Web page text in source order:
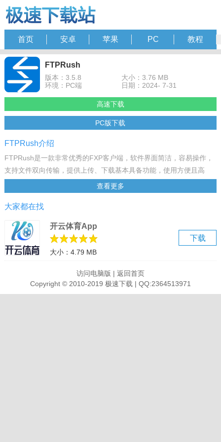
首页 安卓 苹果 PC 教程
FTPRush
版本：3.5.8
大小：3.76 MB
环境：PC端
日期：2024- 7-31
高速下载
PC版下载
FTPRush介绍
FTPRush是一款非常优秀的FXP客户端，软件界面简洁，容易操作，
支持文件双向传输，提供上传、下载基本具备功能，使用方便且高
效，还支持简体中文，免安装就能使用，有需要的朋友可以来下载使
用！
软件功能
1、多窗口界面
支持多个连接到不同的FTP服务器
2、闪电般的速度
比同类FTP客户端更快地上传下载文件
下载的时候自动校验SFV文件列表并生成校验报告
4、FXP传输
查看更多
大家都在找
下载
开云体育App
大小：4.79 MB
访问电脑版 | 返回首页
Copyright © 2010-2019 极速下载 | QQ:2364513971